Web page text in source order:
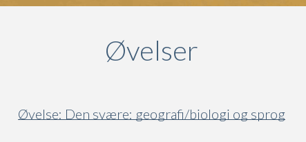
Øvelser
Øvelse: Den svære: geografi/biologi og sprog